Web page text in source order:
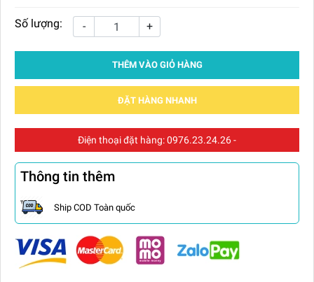
Số lượng: - +
THÊM VÀO GIỎ HÀNG
ĐẶT HÀNG NHANH
Điện thoại đặt hàng:0976.23.24.26-
Thông tin thêm
Ship COD Toàn quốc